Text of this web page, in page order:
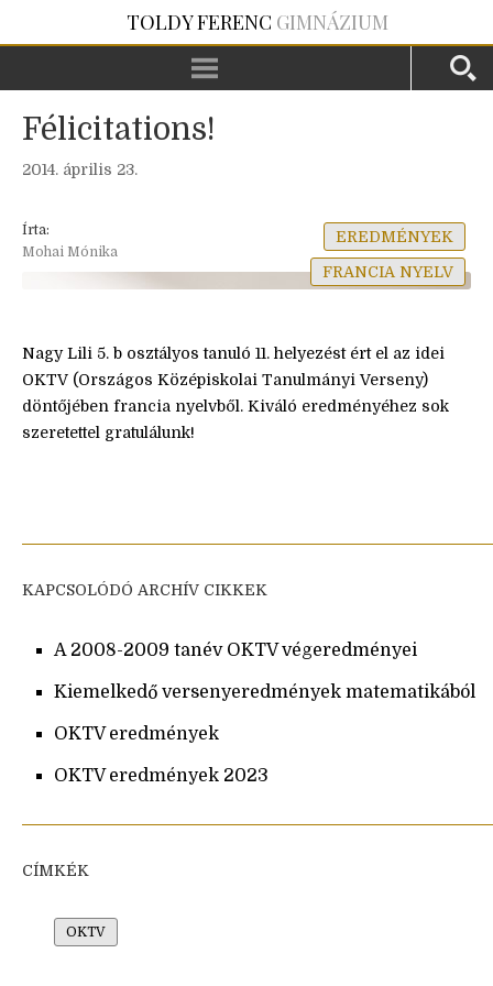
TOLDY FERENC GIMNÁZIUM
Félicitations!
2014. április 23.
Írta:
Mohai Mónika
EREDMÉNYEK
FRANCIA NYELV
Nagy Lili 5. b osztályos tanuló 11. helyezést ért el az idei
OKTV (Országos Középiskolai Tanulmányi Verseny)
döntőjében francia nyelvből. Kiváló eredményéhez sok
szeretettel gratulálunk!
KAPCSOLÓDÓ ARCHÍV CIKKEK
A 2008-2009 tanév OKTV végeredményei
Kiemelkedő versenyeredmények matematikából
OKTV eredmények
OKTV eredmények 2023
CÍMKÉK
OKTV